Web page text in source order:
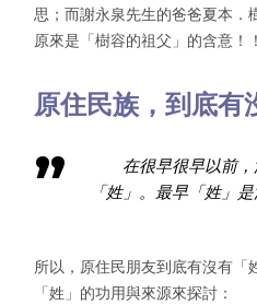
思；而謝永泉先生的爸爸夏本
原來是「樹容的祖父」的含意！
原住民族，到底有
在很早很早以前
「姓」。最早「姓」
所以，原住民朋友到底有沒有「
「姓」的功用與來源來探討：